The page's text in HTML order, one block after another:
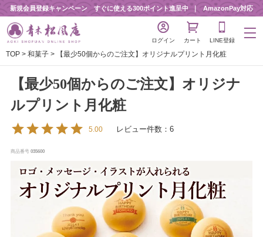
新規会員登録キャンペーン すぐに使える300ポイント進呈中 AmazonPay対応
ログイン カート LINE登録
TOP 和菓子 【最少50個からのご注文】オリジナルプリント月化粧
【最少50個からのご注文】オリジナ
ルプリント月化粧
5.00 レビュー件数：6
商品番号 035600